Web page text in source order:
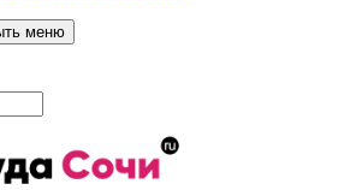
меню